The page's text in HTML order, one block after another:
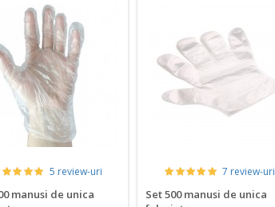
5 review-uri
manusi de unica
7 review-uri
Set 500 manusi de unica